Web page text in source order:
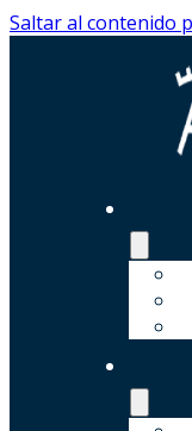
Saltar al contenido